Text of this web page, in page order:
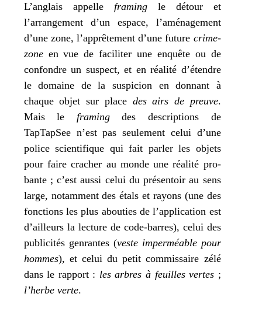
L’anglais appelle fra­mingle détour et
l’arrangement d’un espace, l’aménagement
d’une zone, l’apprêtement d’une future cri­me­
zoneen vue de faci­li­ter une enquête ou de
confondre un sus­pect, et en réa­li­té d’étendre
le domaine de la sus­pi­cion en don­nant à
chaque objet sur place des airs de preuve.
Mais le fra­mingdes des­crip­tions de
TapTapSee n’est pas seule­ment celui d’une
police scien­ti­fique qui fait par­ler les objets
pour faire cra­cher au monde une réa­li­té pro­
bante ; c’est aus­si celui du pré­sen­toir au sens
large, notam­ment des étals et rayons (une des
fonc­tions les plus abou­ties de l’ap­pli­ca­tion est
d’ailleurs la lec­ture de code-barres), celui des
publi­ci­tés gen­rantes (veste imper­méable pour
hommes), et celui du petit com­mis­saire zélé
dans le rap­port : les arbres à feuilles vertes ;
l’herbe verte.